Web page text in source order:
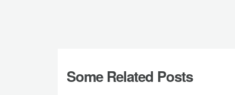
Some Related Posts